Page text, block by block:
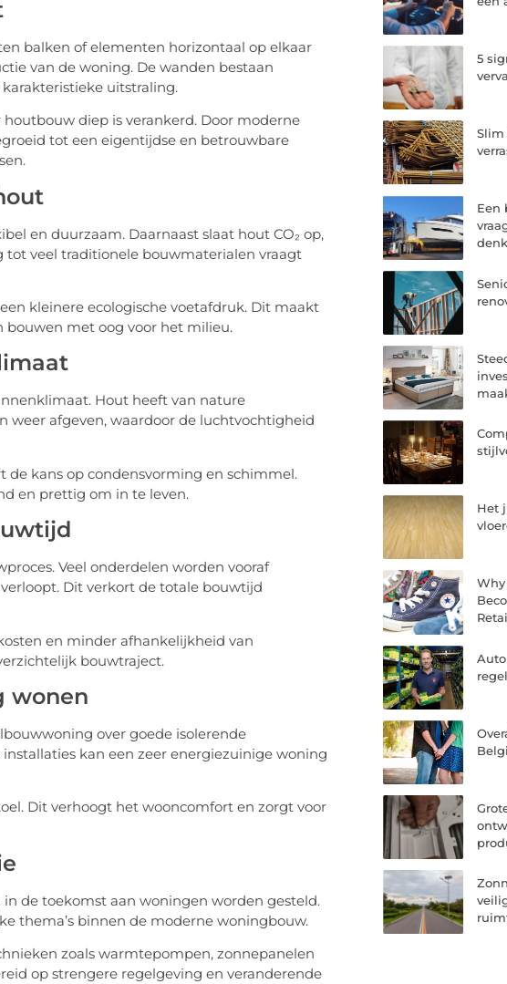
balken of elementen horizontaal op elkaar
van de woning. De wanden bestaan
uitstraling.
diep is verankerd. Door moderne
tot een eigentijdse en betrouwbare
en duurzaam. Daarnaast slaat hout CO₂ op,
veel traditionele bouwmaterialen vraagt
kleinere ecologische voetafdruk. Dit maakt
met oog voor het milieu.
Hout heeft van nature
weer afgeven, waardoor de luchtvochtigheid
kans op condensvorming en schimmel.
en prettig om in te leven.
Veel onderdelen worden vooraf
Dit verkort de totale bouwtijd
en minder afhankelijkheid van
bouwtraject.
wonen
over goede isolerende
kan een zeer energiezuinige woning
Dit verhoogt het wooncomfort en zorgt voor
de toekomst aan woningen worden gesteld.
thema’s binnen de moderne woningbouw.
zoals warmtepompen, zonnepanelen
op strengere regelgeving en veranderende
5
Slim
Een
Het